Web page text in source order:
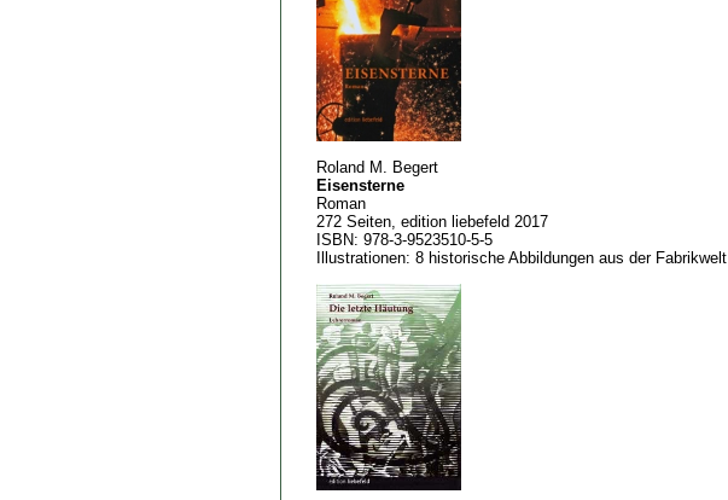
Roland M. Begert
Eisensterne
Roman
272 Seiten, edition liebefeld 2017
ISBN: 978-3-9523510-5-5
Illustrationen: 8 historische Abbildungen aus der Fabrikwelt